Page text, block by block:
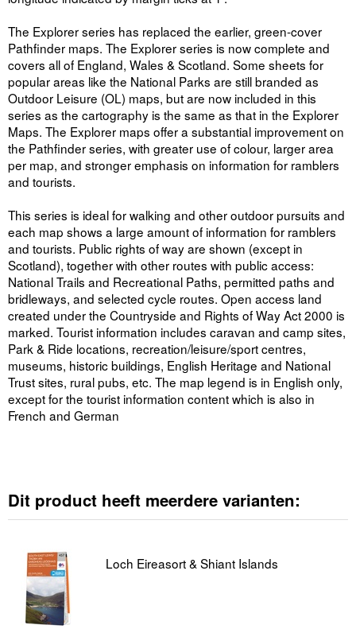
The Explorer series has replaced the earlier, green-cover
Pathfinder maps. The Explorer series is now complete and
covers all of England, Wales & Scotland. Some sheets for
popular areas like the National Parks are still branded as
Outdoor Leisure (OL) maps, but are now included in this
series as the cartography is the same as that in the Explorer
Maps. The Explorer maps offer a substantial improvement on
the Pathfinder series, with greater use of colour, larger area
per map, and stronger emphasis on information for ramblers
and tourists.
This series is ideal for walking and other outdoor pursuits and
each map shows a large amount of information for ramblers
and tourists. Public rights of way are shown (except in
Scotland), together with other routes with public access:
National Trails and Recreational Paths, permitted paths and
bridleways, and selected cycle routes. Open access land
created under the Countryside and Rights of Way Act 2000 is
marked. Tourist information includes caravan and camp sites,
Park & Ride locations, recreation/leisure/sport centres,
museums, historic buildings, English Heritage and National
Trust sites, rural pubs, etc. The map legend is in English only,
except for the tourist information content which is also in
French and German
Dit product heeft meerdere varianten:
Loch Eireasort & Shiant Islands